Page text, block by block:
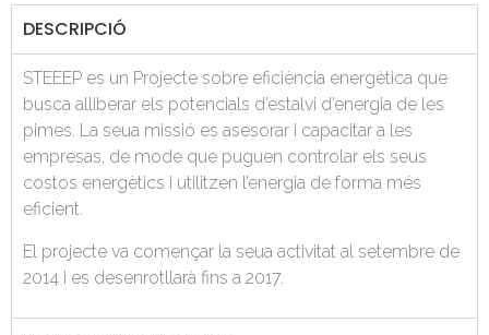
DESCRIPCIÓ
STEEEP es un Projecte sobre eficiència energètica que
busca alliberar els potencials d’estalvi d’energia de les
pimes. La seua missió es asesorar i capacitar a les
empresas, de mode que puguen controlar els seus
costos energètics i utilitzen l’energia de forma més
eficient.
El projecte va començar la seua activitat al setembre de
2014 i es desenrotllarà fins a 2017.